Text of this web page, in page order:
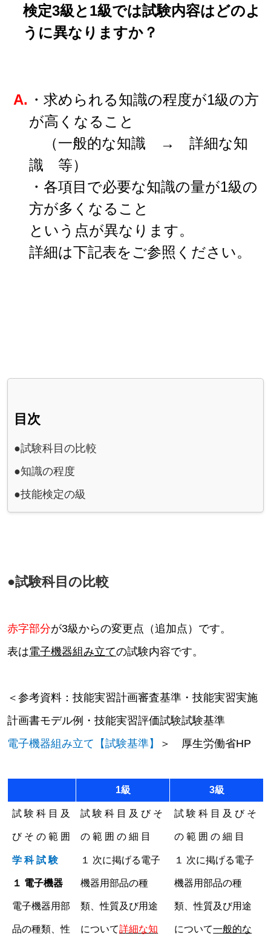
検定3級と1級では試験内容はどのよ
うに異なりますか？
A. ・求められる知識の程度が1級の方
が高くなること
（一般的な知識 → 詳細な知
識 等）
・各項目で必要な知識の量が1級の
方が多くなること
という点が異なります。
詳細は下記表をご参照ください。
目次
●試験科目の比較
●知識の程度
●技能検定の級
●試験科目の比較
赤字部分が3級からの変更点（追加点）です。
表は電子機器組み立ての試験内容です。
＜参考資料：技能実習計画審査基準・技能実習実施
計画書モデル例・技能実習評価試験試験基準
電子機器組み立て 【試験基準】 ＞ 厚生労働省HP
1級 3級
試 験 科 目 及
び そ の 範 囲
試 験 科 目 及 び そ
の 範 囲 の 細 目
試 験 科 目 及 び そ
の 範 囲 の 細 目
学 科 試 験
１ 電子機器
電子機器用部
品の種類、性
１ 次に掲げる電子
機器用部品の種
類、性質及び用途
について詳細な知
１ 次に掲げる電子
機器用部品の種
類、性質及び用途
について一般的な